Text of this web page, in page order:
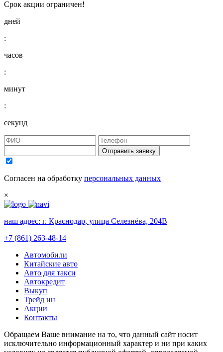
Срок акции ограничен!
дней
:
часов
:
минут
:
секунд
Отправить заявку
Согласен на обработку персональных данных
×
наш адрес: г. Краснодар, улица Селезнёва, 204В
+7 (861) 263-48-14
Автомобили
Китайские авто
Авто для такси
Автокредит
Выкуп
Трейд ин
Акции
Контакты
Обращаем Ваше внимание на то, что данный сайт носит
исключительно информационный характер и ни при каких